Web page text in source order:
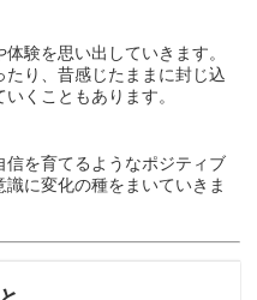
験を思い出していきます。
り、昔感じたままに封じ込
くこともあります。
を育てるようなポジティブ
に変化の種をまいていきま